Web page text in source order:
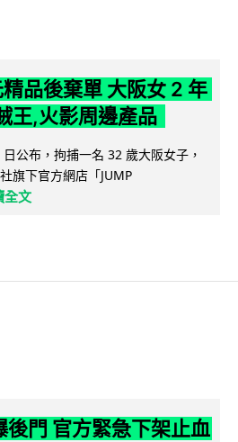
品後棄單 大阪女 2 年
王,火影周邊產品
公布，拘捕一名 32 歲大阪女子，
旗下官方網店「JUMP
全文
後門 官方緊急下架止血